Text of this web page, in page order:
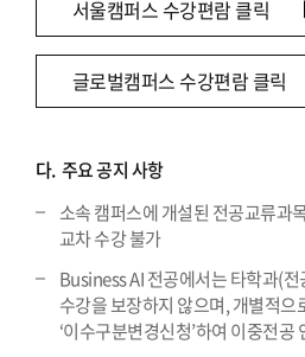
서울캠퍼스 수강편람 클릭
글로벌캠퍼스 수강편람 클릭
다. 주요 공지 사항
소속 캠퍼스에 개설된 전공교류과
교차 수강 불가
Business AI 전공에서는 타학과(
수강을 보장하지 않으며, 개별적으
‘이수구분변경신청’하여 이중전공